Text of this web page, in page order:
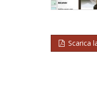
Scarica